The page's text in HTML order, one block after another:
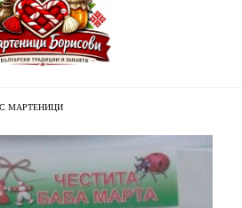
МАРТЕНИЦИ